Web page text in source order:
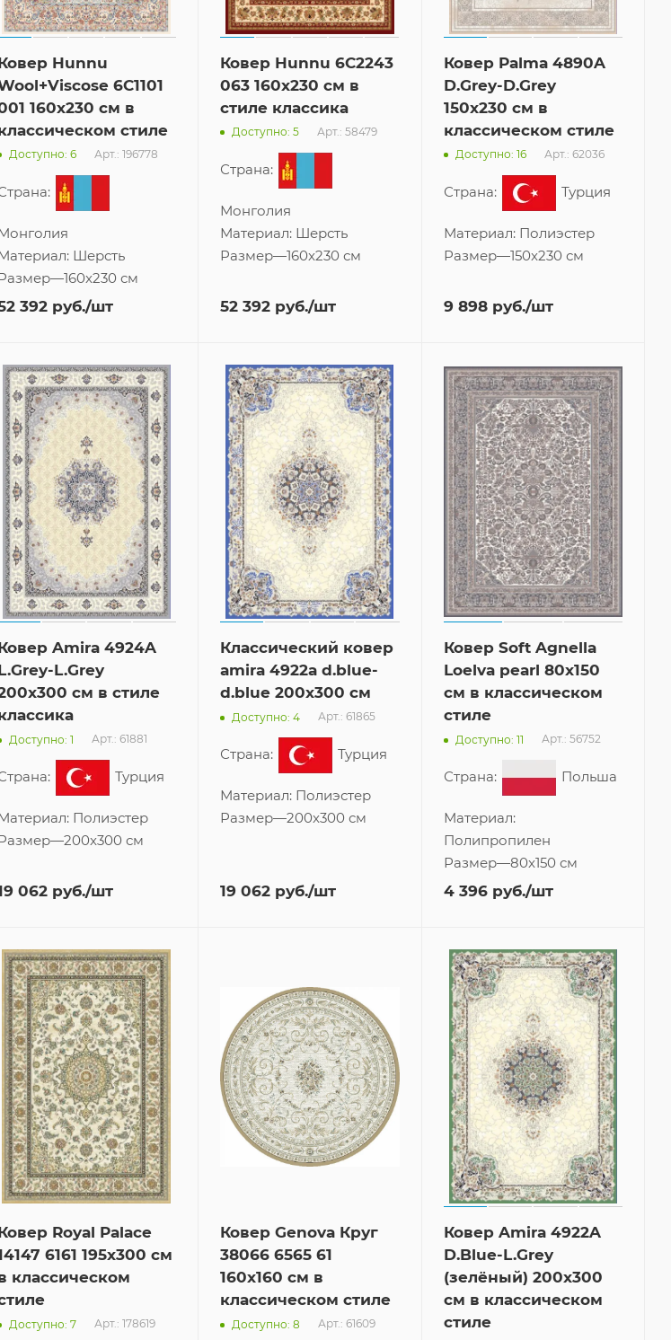
Hunnu
6C1101
160x230 см в
стиле
Доступно: 6 Арт.: 196778
Шерсть
—160x230 см
392руб./шт
Ковер Hunnu 6C2243
063 160x230 см в
стиле классика
Доступно: 5 Арт.: 58479
Страна:
Монголия
Материал: Шерсть
Размер—160x230 см
52 392 руб./шт
Ковер Palma 4890A
D.Grey-D.Grey
150x230 см в
классическом стиле
Доступно: 16 Арт.: 62036
Страна: Турция
Материал: Полиэстер
Размер—150x230 см
9 898руб./шт
Amira 4924A
L.Grey
см в стиле
Доступно: 1 Арт.: 61881
Турция
Полиэстер
—200x300 см
062руб./шт
Классический ковер
amira 4922a d.blue-
d.blue 200x300 см
Доступно: 4 Арт.: 61865
Страна: Турция
Материал: Полиэстер
Размер—200x300 см
19 062 руб./шт
Ковер Soft Agnella
Loelva pearl 80x150
см в классическом
стиле
Доступно: 11 Арт.: 56752
Страна: Польша
Материал:
Полипропилен
Размер—80x150 см
4 396руб./шт
Royal Palace
6161 195x300 см
классическом
Доступно: 7 Арт.: 178619
Ковер Genova Круг
38066 6565 61
160x160 см в
классическом стиле
Доступно: 8 Арт.: 61609
Ковер Amira 4922A
D.Blue-L.Grey
(зелёный) 200x300
см в классическом
стиле